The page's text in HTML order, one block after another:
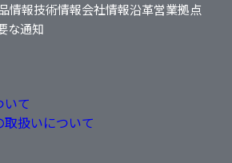
情報技術情報会社情報沿革営業拠点
な通知
て
扱いについて